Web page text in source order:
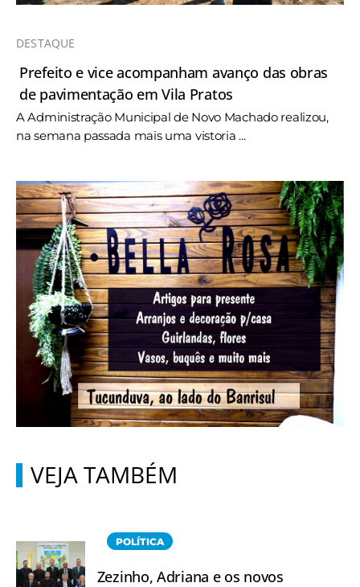
DESTAQUE
Prefeito e vice acompanham avanço das obras
de pavimentação em Vila Pratos
A Administração Municipal de Novo Machado realizou,
na semana passada mais uma vistoria ...
VEJA TAMBÉM
POLÍTICA
Zezinho, Adriana e os novos